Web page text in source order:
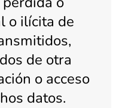
o ilícita de
de otra
o acceso
datos.